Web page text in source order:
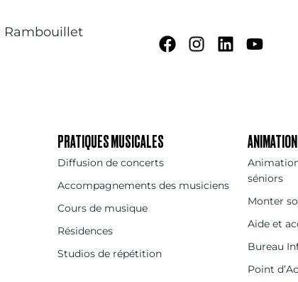
Rambouillet
PRATIQUES MUSICALES
Diffusion de concerts
Accompagnements des musiciens
Cours de musique
Résidences
Studios de répétition
séniors
Monter
Aide et
Bureau
Point